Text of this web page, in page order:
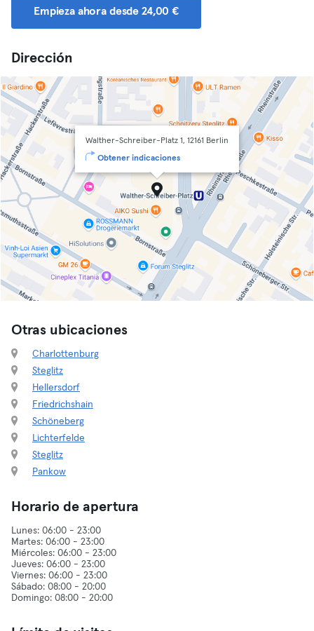
Empieza ahora desde 24,00 €
Dirección
Walther-Schreiber-Platz 1, 12161 Berlin
Obtener indicaciones
Otras ubicaciones
Charlottenburg
Steglitz
Hellersdorf
Friedrichshain
Schöneberg
Lichterfelde
Steglitz
Pankow
Horario de apertura
Lunes: 06:00 - 23:00
Martes: 06:00 - 23:00
Miércoles: 06:00 - 23:00
Jueves: 06:00 - 23:00
Viernes: 06:00 - 23:00
Sábado: 08:00 - 20:00